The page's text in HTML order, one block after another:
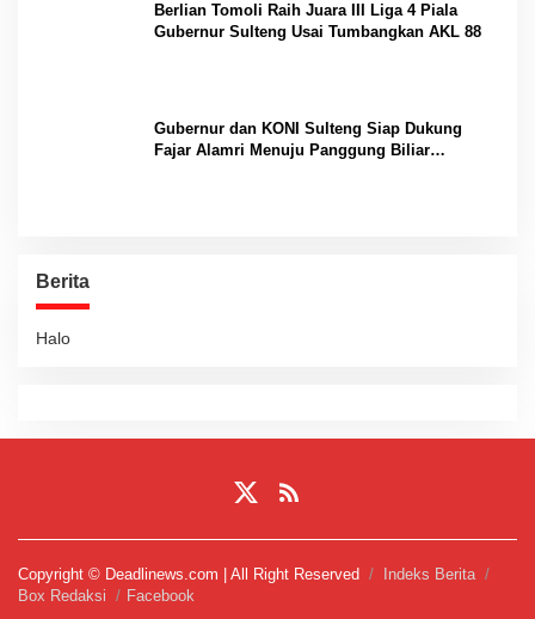
Berlian Tomoli Raih Juara III Liga 4 Piala
Gubernur Sulteng Usai Tumbangkan AKL 88
Gubernur dan KONI Sulteng Siap Dukung
Fajar Alamri Menuju Panggung Biliar
Berita
Halo
Copyright © Deadlinews.com | All Right Reserved
Indeks Berita
Box Redaksi
Facebook